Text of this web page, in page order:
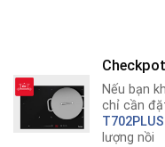
Nếu bạn
chỉ cần
T702PLUS
lượng nồi